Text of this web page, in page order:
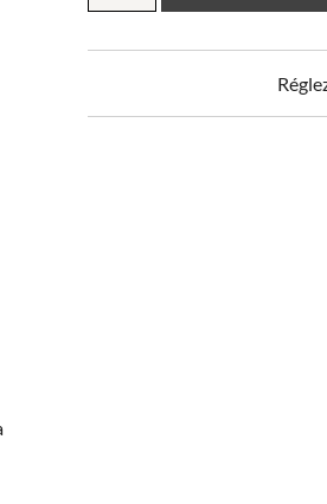
de
estampada